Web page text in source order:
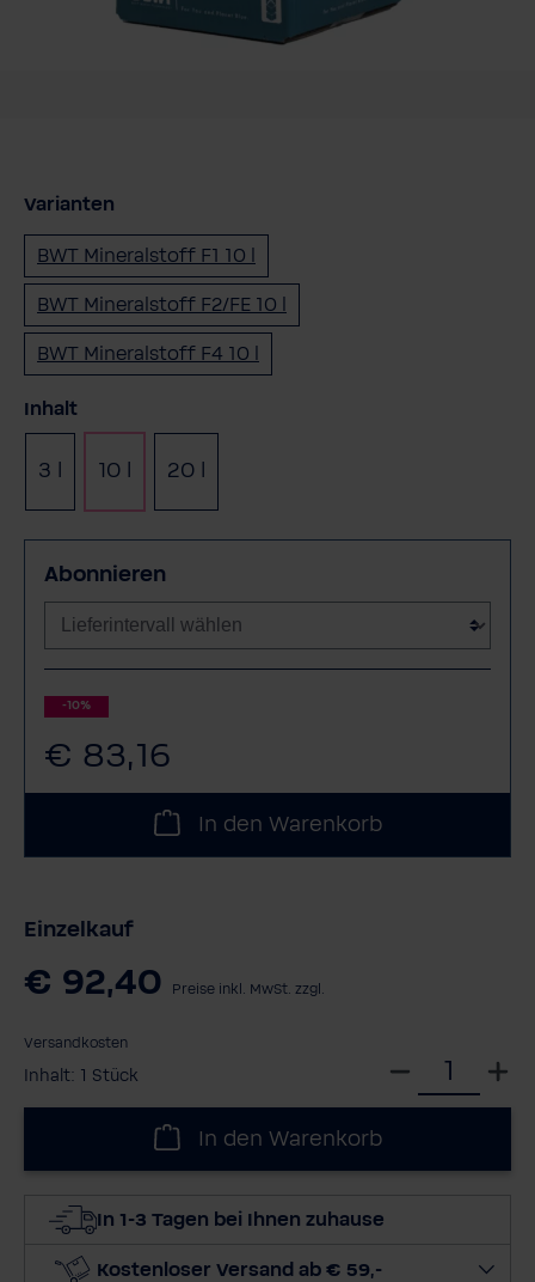
Varianten
BWT Mineralstoff F1 10 l
BWT Mineralstoff F2/FE 10 l
BWT Mineralstoff F4 10 l
Inhalt
3 l 10 l 20 l
Abonnieren
-10%
€ 83,16
In den Warenkorb
Einzelkauf
€ 92,40 Preise inkl. MwSt. zzgl.
Versandkosten
Inhalt: 1 Stück
W
e
e
In den Warenkorb
In 1-3 Tagen bei Ihnen zuhause
Kostenloser Versand ab € 59,-